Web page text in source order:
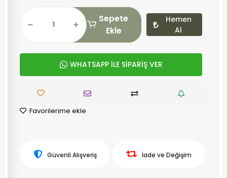
Sepete
Ekle
Hemen
Al
WHATSAPP İLE SİPARİŞ VER
Favorilerime ekle
Güvenli Alışveriş İade ve Değişim